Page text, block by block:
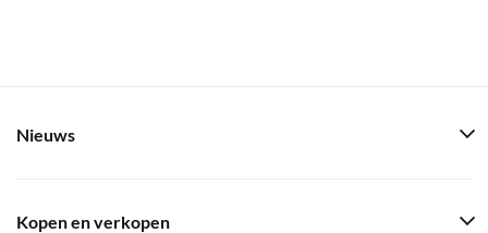
Nieuws
Kopen en verkopen